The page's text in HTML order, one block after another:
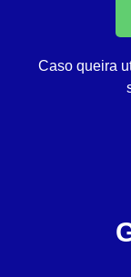
Caso queira